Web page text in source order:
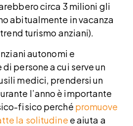
circa 3 milioni gli
abitualmente in vacanza
turismo anziani).
autonomi e
persone a cui serve un
medici, prendersi un
l’anno è importante
fisico perché promuove
la solitudine e aiuta a